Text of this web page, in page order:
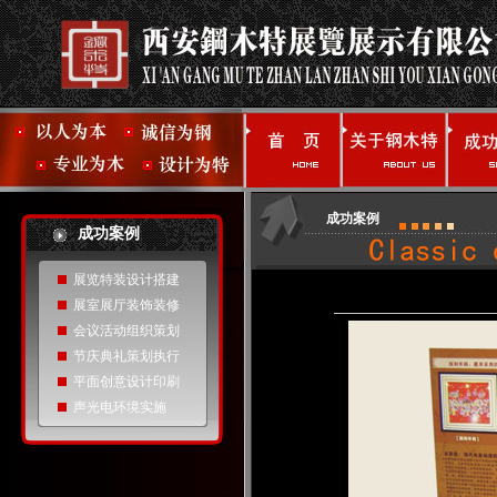
成功案例
展览特装设计搭建
展室展厅装饰装修
会议活动组织策划
节庆典礼策划执行
平面创意设计印刷
声光电环境实施
成功案例